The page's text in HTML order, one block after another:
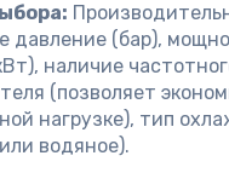
давление (бар),
наличие
(позволяет
нагрузке), тип
водяное).